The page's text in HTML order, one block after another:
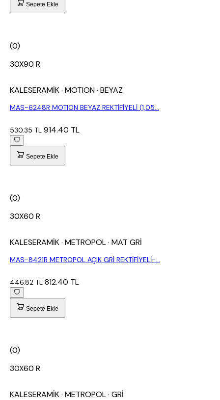
Sepete Ekle
(0)
30X90 R
KALESERAMİK· MOTION· BEYAZ
MAS-6248R MOTION BEYAZ REKTİFİYELİ (1,05...
530.35 TL 914.40 TL
Sepete Ekle
(0)
30X60 R
KALESERAMİK· METROPOL· MAT GRİ
MAS-8421R METROPOL AÇIK GRİ REKTİFİYELİ-...
446.82 TL 812.40 TL
Sepete Ekle
(0)
30X60 R
KALESERAMİK· METROPOL· GRİ